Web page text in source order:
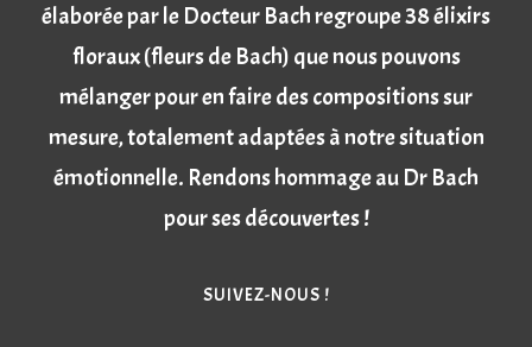
élaborée par le Docteur Bach regroupe 38 élixirs
floraux (fleurs de Bach) que nous pouvons
mélanger pour en faire des compositions sur
mesure, totalement adaptées à notre situation
émotionnelle. Rendons hommage au Dr Bach
pour ses découvertes !
SUIVEZ-NOUS !